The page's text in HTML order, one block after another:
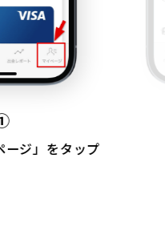
ージ」をタップ